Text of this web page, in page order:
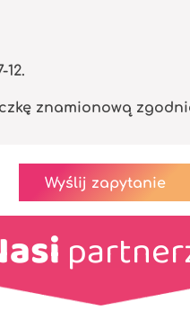
12.
znamionową zgodnie
Wyślij zapytanie